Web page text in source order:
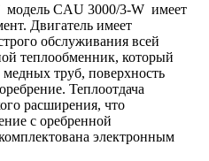
модель CAU 3000/3-W имеет
Двигатель имеет
обслуживания всей
теплообменник, который
медных труб, поверхность
Теплоотдача
расширения, что
с оребренной
электронным